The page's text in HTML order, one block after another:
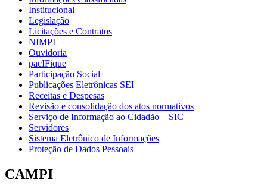
Institucional
Legislação
Licitações e Contratos
NIMPI
Ouvidoria
pacIFique
Participação Social
Publicações Eletrônicas SEI
Receitas e Despesas
Revisão e consolidação dos atos normativos
Serviço de Informação ao Cidadão – SIC
Servidores
Sistema Eletrônico de Informações
Proteção de Dados Pessoais
CAMPI